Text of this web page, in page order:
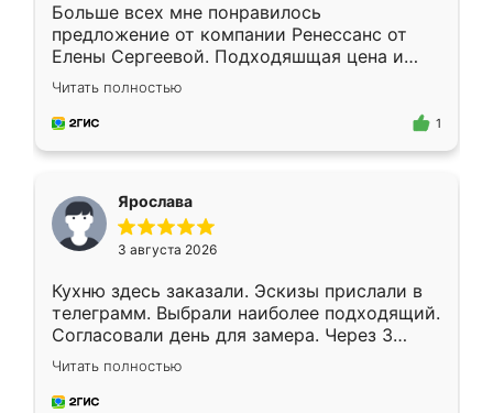
Больше всех мне понравилось
предложение от компании Ренессанс от
Елены Сергеевой. Подходяшщая цена и
короткие сроки изготовления. Приехавший
для замера сотрудник Владислав
предложил по моему эскизу самый
Читать полностью
1
Ярослава
3 августа 2026
Кухню здесь заказали. Эскизы прислали в
телеграмм. Выбрали наиболее подходящий.
Согласовали день для замера. Через 3
недели кухня была уже готова. Остались
довольны работой. Спасибо Ренессанс
мебель за качественную работу!
Читать полностью